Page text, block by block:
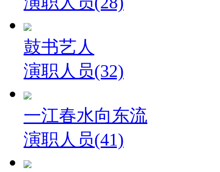
鼓书艺人
演职人员(32)
一江春水向东流
演职人员(41)